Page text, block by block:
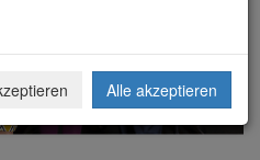
Alle akzeptieren